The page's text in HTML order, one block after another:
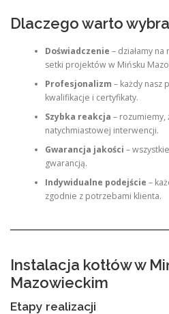
Dlaczego warto
Doświadczenie – działamy
setki projektów w Mińsku
Profesjonalizm – każdy nasz
kwalifikacje i certyfikaty.
Szybka reakcja – rozumiemy,
natychmiastowej interwencji.
Gwarancja jakości –
gwarancją.
Indywidualne podejście –
zgodnie z potrzebami klienta.
Instalacja kotłów w
Mazowieckim
Etapy realizacji